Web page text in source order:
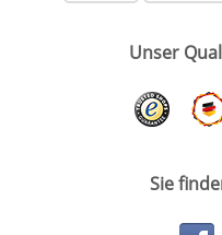
Unser
Sie